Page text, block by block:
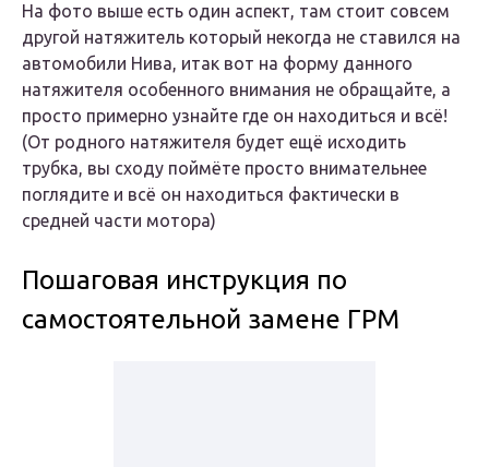
На фото выше есть один аспект, там стоит совсем
другой натяжитель который некогда не ставился на
автомобили Нива, итак вот на форму данного
натяжителя особенного внимания не обращайте, а
просто примерно узнайте где он находиться и всё!
(От родного натяжителя будет ещё исходить
трубка, вы сходу поймёте просто внимательнее
поглядите и всё он находиться фактически в
средней части мотора)
Пошаговая инструкция по
самостоятельной замене ГРМ